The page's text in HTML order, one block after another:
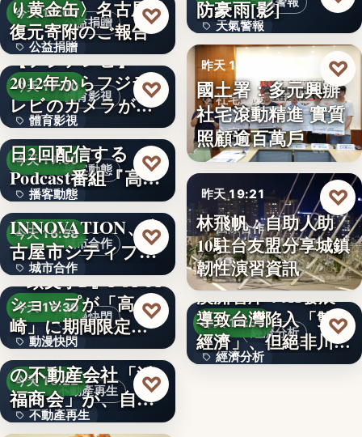
文字
公益捐贈
今天 17:00
公益捐贈
4,550,085
り黄金缶〉名古屋城
復元寄附のご報告
♡
體育影視
今天 17:00
體育影視
99
【フジテレビ】
2012年からフジテ
レビのカメラが追
い続け…
♡
播客動態
今天 17:00
播客動態
文字
俳優・高橋健介が1
日2回配信する
Podcast番組『高
橋…
♡
城市合作
今天 16:58
城市合作
文字
NEXT
INNOVATION、名
古屋市シティプロ
モーシ…
♡
動漫快閃
今天 16:30
動漫快閃
366
『頭文字D』POPUP
ショップが「高
崎」に期間限定で
登場…
♡
不動產再生
今天 16:22
不動產再生
1970年創業の長崎
の不動産会社「浜
福商会」が、自ら
再生…
♡
天氣警報
文字
防豪雨[影]
昨天 19:26
社宅政策
文字
國土署：多元興辦
社宅滾動精進 實質
照顧逾百萬戶
♡
昨天 19:21
國際合作
10
林飛帆：自助人助
10駐台友盟分享城鎮
韌性演習資訊
♡
經濟分析
昨天 18:54
經濟分析
澳洲智庫：AI發展
導致台灣陷入「雙速
經濟」、但絕非川普
所…
♡